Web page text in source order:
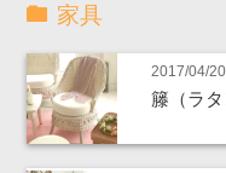
家具
2017/04/20
籐（ラ